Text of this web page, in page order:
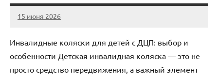
15 июня 2026
Avtor
Нет
Инвалидные коляски для детей с ДЦП: выбор и
особенности Детская инвалидная коляска — это не
просто средство передвижения, а важный элемент